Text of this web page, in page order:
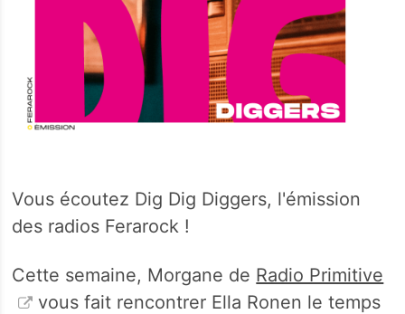
Vous écoutez Dig Dig Diggers, l'émission
des radios Ferarock !
Cette semaine, Morgane de Radio Primitive
vous fait rencontrer Ella Ronen le temps